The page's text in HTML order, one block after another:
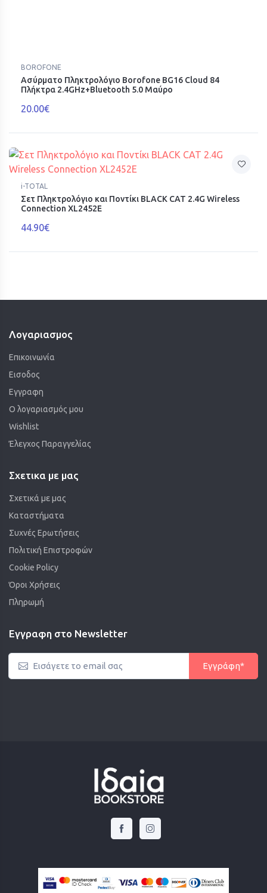
BOROFONE
Ασύρματο Πληκτρολόγιο Borofone BG16 Cloud 84
Πλήκτρα 2.4GHz+Bluetooth 5.0 Μαύρο
20.00€
i-TOTAL
Σετ Πληκτρολόγιο και Ποντίκι BLACK CAT 2.4G Wireless
Connection XL2452E
44.90€
Λογαριασμος
Επικοινωνία
Εισοδος
Εγγραφη
Ο λογαριασμός μου
Wishlist
Έλεγχος Παραγγελίας
Σχετικα με μας
Σχετικά με μας
Καταστήματα
Συχνές Ερωτήσεις
Πολιτική Επιστροφών
Cookie Policy
Όροι Χρήσεις
Πληρωμή
Εγγραφη στο Newsletter
Εγγράφη*